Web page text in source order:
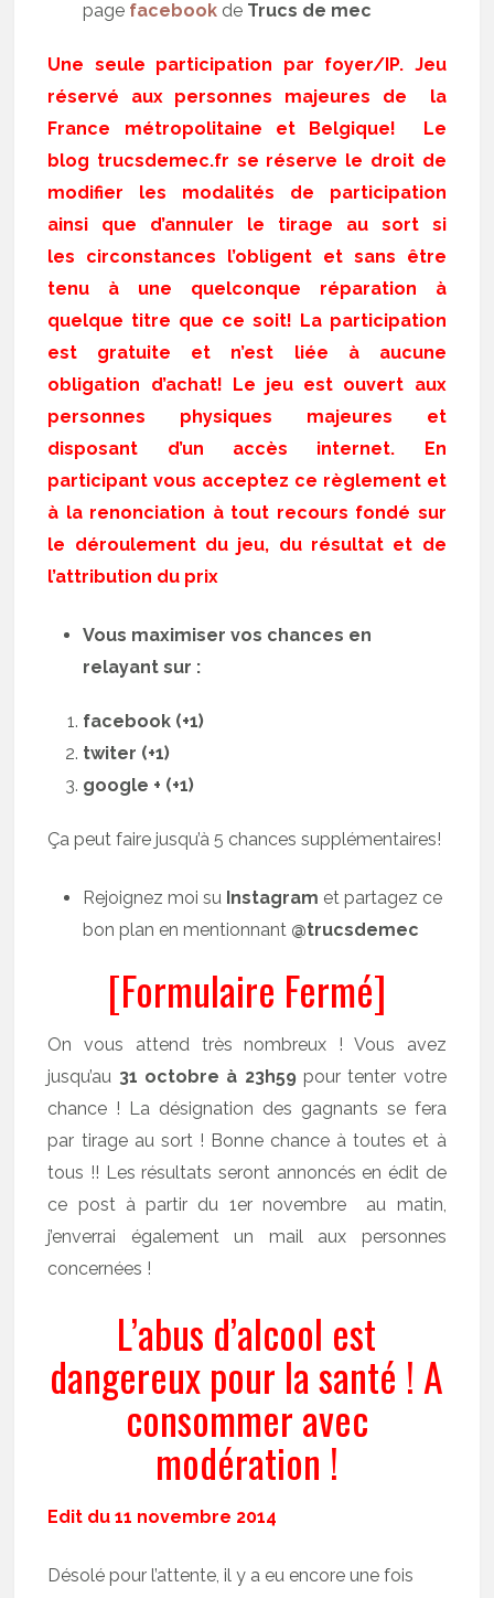
page facebook de Trucs de mec
Une seule participation par foyer/IP. Jeu
réservé aux personnes majeures de la
France métropolitaine et Belgique! Le
blog trucsdemec.fr se réserve le droit de
modifier les modalités de participation
ainsi que d’annuler le tirage au sort si
les circonstances l’obligent et sans être
tenu à une quelconque réparation à
quelque titre que ce soit! La participation
est gratuite et n’est liée à aucune
obligation d’achat! Le jeu est ouvert aux
personnes physiques majeures et
disposant d’un accès internet. En
participant vous acceptez ce règlement et
à la renonciation à tout recours fondé sur
le déroulement du jeu, du résultat et de
l’attribution du prix
Vous maximiser vos chances en
relayant sur :
facebook (+1)
twiter (+1)
google + (+1)
Ça peut faire jusqu’à 5 chances supplémentaires!
Rejoignez moi su Instagram et partagez ce
bon plan en mentionnant @trucsdemec
[Formulaire Fermé]
On vous attend très nombreux ! Vous avez
jusqu’au 31 octobre à 23h59pour tenter votre
chance ! La désignation des gagnants se fera
par tirage au sort ! Bonne chance à toutes et à
tous !! Les résultats seront annoncés en édit de
ce post à partir du 1er novembre au matin,
j’enverrai également un mail aux personnes
concernées !
L’abus d’alcool est
dangereux pour la santé ! A
consommer avec
modération !
Edit du 11 novembre 2014
Désolé pour l’attente, il y a eu encore une fois